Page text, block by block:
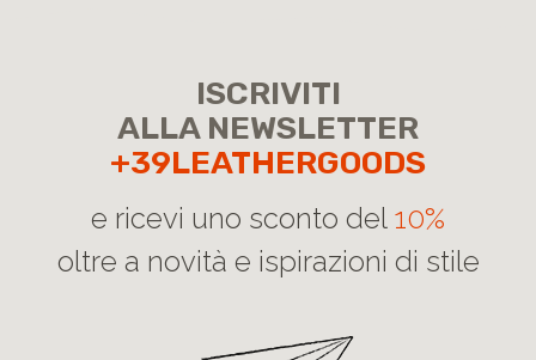
ISCRIVITI
ALLA NEWSLETTER
+39LEATHERGOODS
e ricevi uno sconto del 10%
oltre a novità e ispirazioni di stile